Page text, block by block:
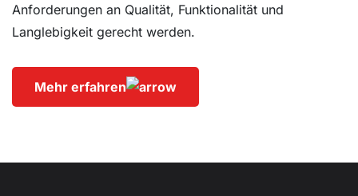
Anforderungen an Qualität, Funktionalität und
Langlebigkeit gerecht werden.
Mehr erfahren